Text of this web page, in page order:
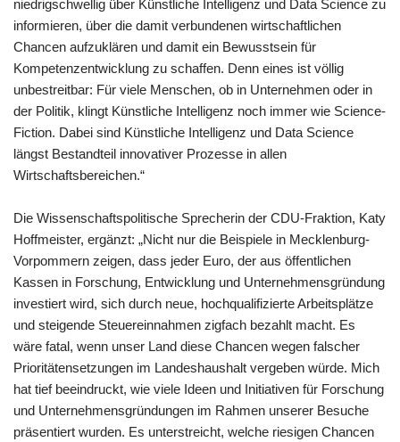
niedrigschwellig über Künstliche Intelligenz und Data Science zu
informieren, über die damit verbundenen wirtschaftlichen
Chancen aufzuklären und damit ein Bewusstsein für
Kompetenzentwicklung zu schaffen. Denn eines ist völlig
unbestreitbar: Für viele Menschen, ob in Unternehmen oder in
der Politik, klingt Künstliche Intelligenz noch immer wie Science-
Fiction. Dabei sind Künstliche Intelligenz und Data Science
längst Bestandteil innovativer Prozesse in allen
Wirtschaftsbereichen.“
Die Wissenschaftspolitische Sprecherin der CDU-Fraktion, Katy
Hoffmeister, ergänzt: „Nicht nur die Beispiele in Mecklenburg-
Vorpommern zeigen, dass jeder Euro, der aus öffentlichen
Kassen in Forschung, Entwicklung und Unternehmensgründung
investiert wird, sich durch neue, hochqualifizierte Arbeitsplätze
und steigende Steuereinnahmen zigfach bezahlt macht. Es
wäre fatal, wenn unser Land diese Chancen wegen falscher
Prioritätensetzungen im Landeshaushalt vergeben würde. Mich
hat tief beeindruckt, wie viele Ideen und Initiativen für Forschung
und Unternehmensgründungen im Rahmen unserer Besuche
präsentiert wurden. Es unterstreicht, welche riesigen Chancen